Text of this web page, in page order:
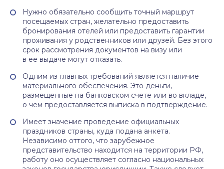
Нужно обязательно сообщить точный маршрут
посещаемых стран, желательно предоставить
бронирования отелей или предоставить гарантии
проживания у родственников или друзей. Без этого
срок рассмотрения документов на визу или
в ее выдаче могут отказать.
Одним из главных требований является наличие
материального обеспечения. Это деньги,
размещенные на банковском счете или во вкладе,
о чем предоставляется выписка в подтверждение.
Имеет значение проведение официальных
праздников страны, куда подана анкета.
Независимо оттого, что зарубежное
представительство находится на территории РФ,
работу оно осуществляет согласно национальных